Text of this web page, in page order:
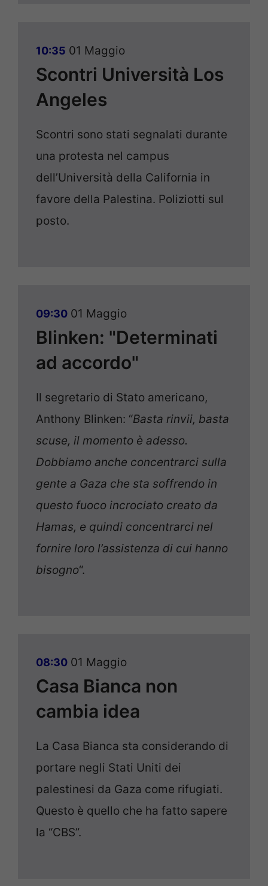
10:35 01 Maggio
Scontri Università Los
Angeles
Scontri sono stati segnalati durante
una protesta nel campus
dell’Università della California in
favore della Palestina. Poliziotti sul
posto.
09:30 01 Maggio
Blinken: "Determinati
ad accordo"
Il segretario di Stato americano,
Anthony Blinken: “Basta rinvii, basta
scuse, il momento è adesso.
Dobbiamo anche concentrarci sulla
gente a Gaza che sta soffrendo in
questo fuoco incrociato creato da
Hamas, e quindi concentrarci nel
fornire loro l’assistenza di cui hanno
bisogno“.
08:30 01 Maggio
Casa Bianca non
cambia idea
La Casa Bianca sta considerando di
portare negli Stati Uniti dei
palestinesi da Gaza come rifugiati.
Questo è quello che ha fatto sapere
la “CBS”.